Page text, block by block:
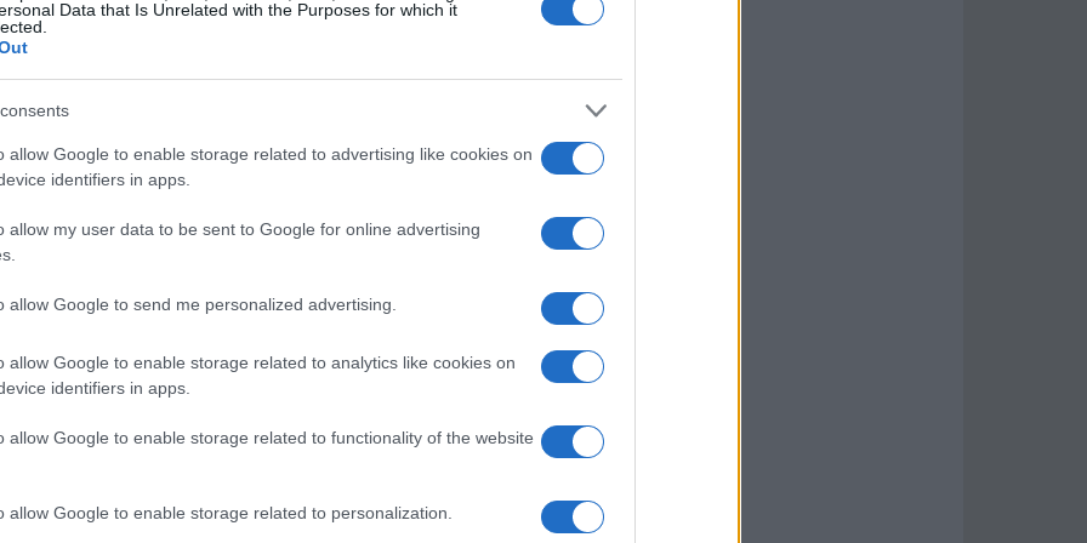
Data that Is Unrelated with the Purposes for which it
allow Google to enable storage related to advertising like cookies on
identifiers in apps.
allow my user data to be sent to Google for online advertising
allow Google to send me personalized advertising.
allow Google to enable storage related to analytics like cookies on
identifiers in apps.
allow Google to enable storage related to functionality of the website
allow Google to enable storage related to personalization.
Gueye denunciato per patente
falsa al valico di Fernetti: gli
sviluppi
denuncia per una patente contraffatta: ecco chi è
ESPORTS